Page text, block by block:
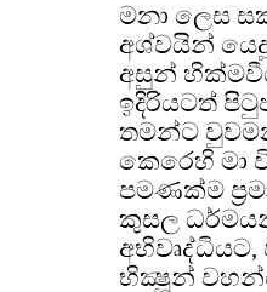
මනා ලෙස
අශ්වයින්
අසුන්
ඉදිරියටත්
තමන්ට
කෙරෙහි මා
පමණක්ම
කුසල
භික්‍ෂූන්